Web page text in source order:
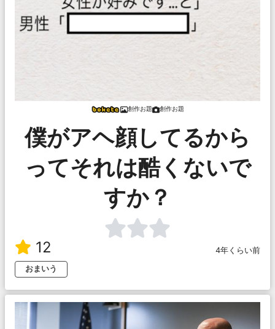
創作お題 創作お題
僕がアヘ顔してるから
ってそれは酷くないで
すか？
12
4年くらい前
おまいう